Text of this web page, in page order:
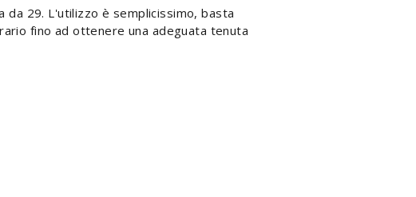
29. L'utilizzo è semplicissimo, basta
fino ad ottenere una adeguata tenuta